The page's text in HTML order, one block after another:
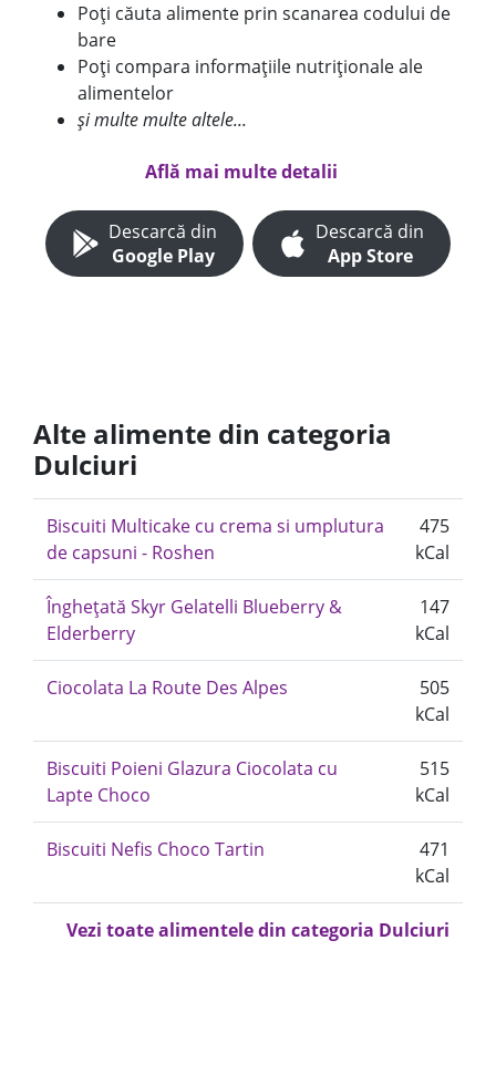
Poți căuta alimente prin scanarea codului de
bare
Poți compara informațiile nutriționale ale
alimentelor
și multe multe altele...
Află mai multe detalii
Descarcă din
Google Play
Descarcă din
App Store
Alte alimente din categoria
Dulciuri
Biscuiti Multicake cu crema si umplutura
de capsuni - Roshen
475
kCal
Înghețată Skyr Gelatelli Blueberry &
Elderberry
147
kCal
Ciocolata La Route Des Alpes
505
kCal
Biscuiti Poieni Glazura Ciocolata cu
Lapte Choco
515
kCal
Biscuiti Nefis Choco Tartin
471
kCal
Vezi toate alimentele din categoria Dulciuri